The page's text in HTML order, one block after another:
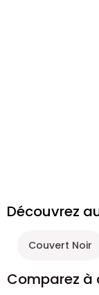
Découvrez
Couvert Noir
Comparez à